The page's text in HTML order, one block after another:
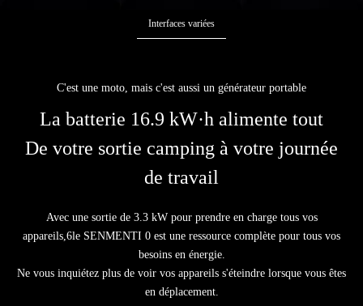
Interfaces variées
C'est une moto, mais c'est aussi un générateur portable
La batterie 16.9 kW·h alimente tout
De votre sortie camping à votre journée
de travail
Avec une sortie de 3.3 kW pour prendre en charge tous vos
appareils,6le SENMENTI 0 est une ressource complète pour tous vos
besoins en énergie.
Ne vous inquiétez plus de voir vos appareils s'éteindre lorsque vous êtes
en déplacement.